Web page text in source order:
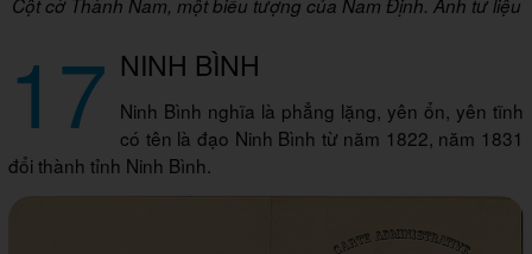
Cột cờ Thành Nam, một biểu tượng của Nam Định. Ảnh tư liệu
17 NINH BÌNH
Ninh Bình nghĩa là phẳng lặng, yên ổn, yên tĩnh
có tên là đạo Ninh Bình từ năm 1822, năm 1831
đổi thành tỉnh Ninh Bình.